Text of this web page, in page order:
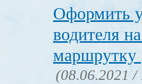
Оформить
водителя
маршрутку
(08.06.2021 /